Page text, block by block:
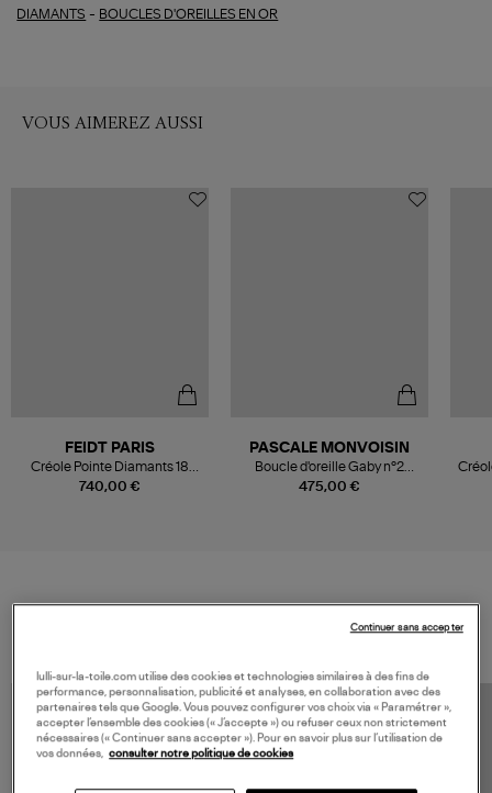
DIAMANTS - BOUCLES D'OREILLES EN OR
VOUS AIMEREZ AUSSI
740,00 €
FEIDT PARIS
Créole Pointe Diamants 18
Carats Or Jaune (vendue à
475,00 €
PASCALE MONVOISIN
Boucle d'oreille Gaby n°2
Diamants Or Jaune, vendue à
lulli-sur-la-toile.com utilise des cookies et technologies similaires à des fins de
performance, personnalisation, publicité et analyses, en collaboration avec des
partenaires tels que Google. Vous pouvez configurer vos choix via « Paramétrer »,
accepter l’ensemble des cookies (« J’accepte ») ou refuser ceux non strictement
nécessaires (« Continuer sans accepter »). Pour en savoir plus sur l’utilisation de
vos données, consulter notre politique de cookies
Continuer sans accepter